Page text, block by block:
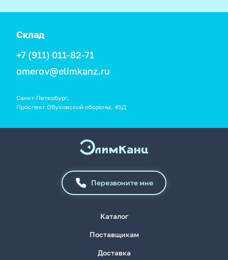
Склад
+7 (911) 011-82-71
omerov@elimkanz.ru
Санкт-Петербург,
Проспект Обуховской обороны, 45Д
Перезвоните мне
Каталог
Поставщикам
Доставка